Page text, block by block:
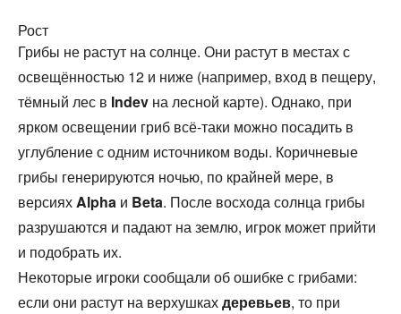
Рост
Грибы не растут на солнце. Они растут в местах с
освещённостью 12 и ниже (например, вход в пещеру,
тёмный лес в Indev на лесной карте). Однако, при
ярком освещении гриб всё-таки можно посадить в
углубление с одним источником воды. Коричневые
грибы генерируются ночью, по крайней мере, в
версияхAlpha и Beta. После восхода солнца грибы
разрушаются и падают на землю, игрок может прийти
и подобрать их.
Некоторые игроки сообщали об ошибке с грибами:
если они растут на верхушкахдеревьев, то при